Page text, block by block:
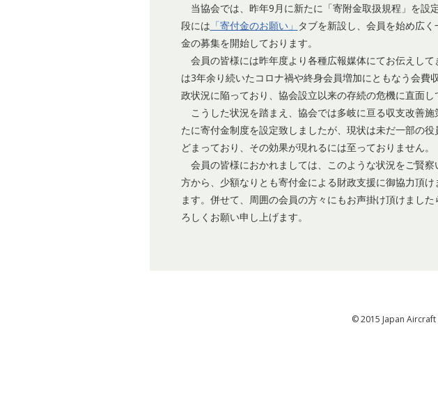
当協会では、昨年9月に新たに「寄附金取扱規程」を設
段には 「寄付金のお願い」 タブを新設し、会員を始め広
金の募集を開始しております。
会員の皆様には昨年度より各種広報媒体にてお伝えして
は3年余り続いたコロナ禍や終身会員増加にともなう会費
政状況に陥っており、協会設立以来の存続の危機に直面し
こうした状況を踏まえ、協会では多岐に亘る収支改善
たに寄付金制度を設定致しましたが、現状は未だ一部の
どまっており、その効果が現れるには至っておりません。
会員の皆様におかれましては、このような状況をご賢
方から、少額なりとも寄付金による財政支援に御協力頂
ます。併せて、周囲の会員の方々にもお声掛け頂けまし
ろしくお願い申し上げます。
以
© 2015 Japan